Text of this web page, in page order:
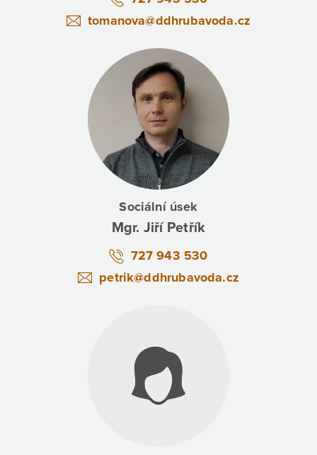
tomanova@ddhrubavoda.cz
Sociální úsek
Mgr. Jiří Petřík
727 943 530
petrik@ddhrubavoda.cz